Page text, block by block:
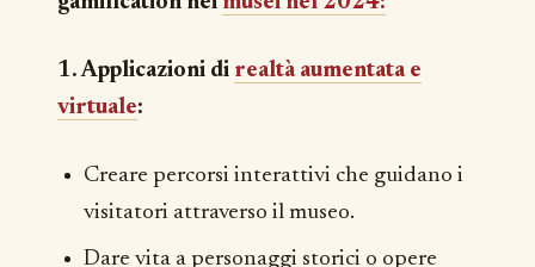
1. Applicazioni di realtà aumentata e
virtuale:
Creare percorsi interattivi che guidano i
visitatori attraverso il museo.
Dare vita a personaggi storici o opere